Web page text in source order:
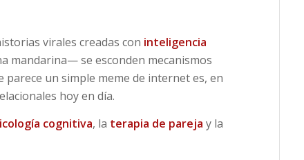
virales creadas con inteligencia
mandarina— se esconden mecanismos
un simple meme de internet es, en
hoy en día.
cognitiva, la terapia de pareja y la